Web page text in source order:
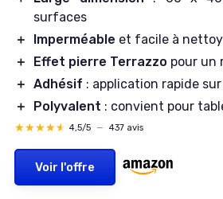
surfaces
＋
Imperméable et facile à
＋
Effet pierre Terrazzo pour un
＋ Adhésif : application rapide
＋
Polyvalent : convient pour
★★★★★
★★★★★ 4,5/5 — 437 avis
Voir l'offre